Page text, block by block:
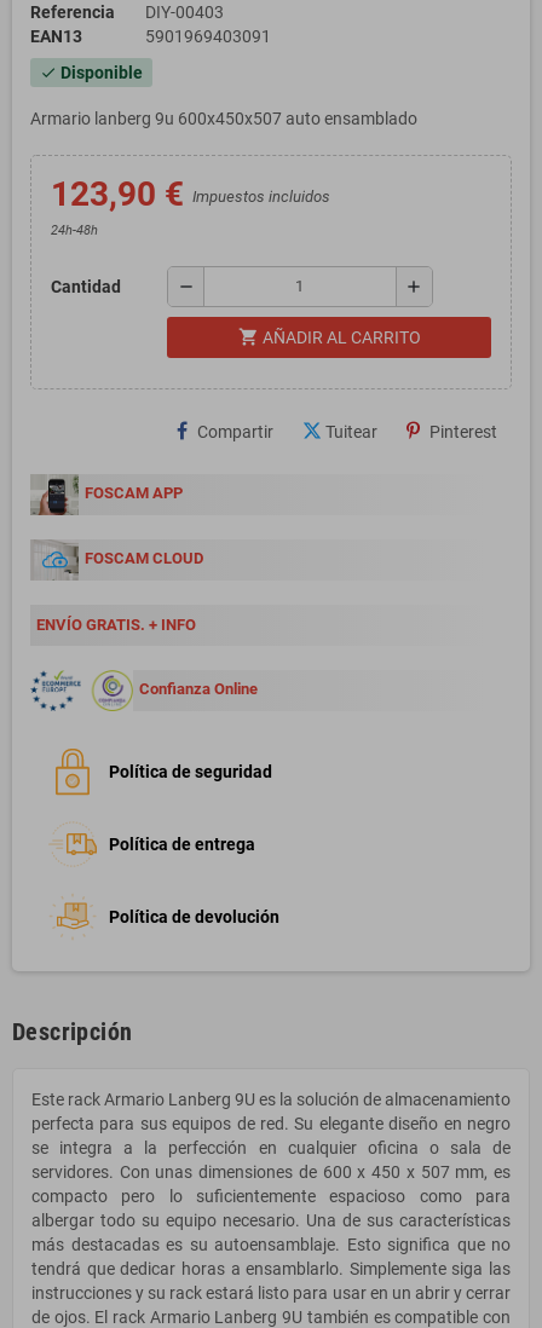
Referencia
DIY-00403
EAN13
5901969403091
check Disponible
Armario lanberg 9u 600x450x507 auto ensamblado
123,90 € Impuestos incluidos
24h-48h
Cantidad remove add
shopping_cart AÑADIR AL CARRITO
Compartir Tuitear Pinterest
FOSCAM APP
FOSCAM CLOUD
ENVÍO GRATIS. + INFO
Confianza Online
Política de seguridad
Política de entrega
Política de devolución
Descripción
Este rack Armario Lanberg 9U es la solución de almacenamiento
perfecta para sus equipos de red. Su elegante diseño en negro
se integra a la perfección en cualquier oficina o sala de
servidores. Con unas dimensiones de 600 x 450 x 507 mm, es
compacto pero lo suficientemente espacioso como para
albergar todo su equipo necesario. Una de sus características
más destacadas es su autoensamblaje. Esto significa que no
tendrá que dedicar horas a ensamblarlo. Simplemente siga las
instrucciones y su rack estará listo para usar en un abrir y cerrar
de ojos. El rack Armario Lanberg 9U también es compatible con